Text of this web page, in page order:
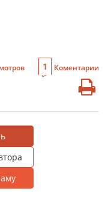
1 Коментарии